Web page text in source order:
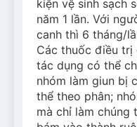
kiện vệ sinh sạch
năm 1 lần. Với
canh thì 6 tháng/
Các thuốc điều trị
tác dụng có thể
nhóm làm giun bị
thể theo phân;
mà chỉ làm chúng